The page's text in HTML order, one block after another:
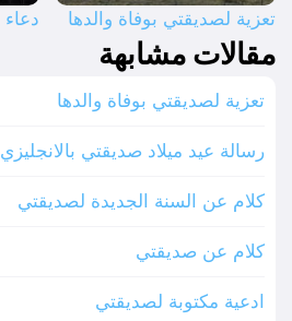
تعزية لصديقتي بوفاة والدها
مقالات مشابهة
تعزية لصديقتي بوفاة والدها
رسالة عيد ميلاد صديقتي بالانجليزي
كلام عن السنة الجديدة لصديقتي
كلام عن صديقتي
ادعية مكتوبة لصديقتي